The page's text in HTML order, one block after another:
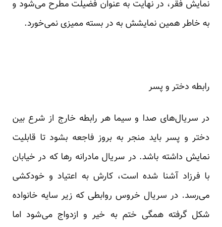
نمایش فقر، در نهایت به عنوان فضیلت مطرح می‌شود و
به خاطر همین نمایشش به در بسته ممیزی نمی‌خورد.
رابطه دختر و پسر
در سریال‌های صدا و سیما هر رابطه‌ خارج از شرع بین
دختر و پسر باید منجر به بروز فاجعه بشود تا قابلیت
نمایش داشته باشد. در سریال مادرانه رها که در خیابان
با فرزاد آشنا شده‌ است، کارش به اعتیاد و خودکشی
می‌رسد. در سریال خروس روابطی که زیر سایه خانواده
شکل گرفته همگی ختم به خیر و ازدواج می‌شود اما